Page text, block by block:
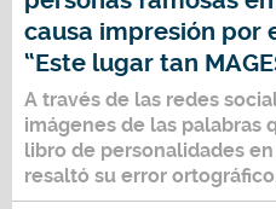
causa impresión por
“Este lugar tan
A través de las redes
imágenes de las palabras
libro de personalidades
resaltó su error